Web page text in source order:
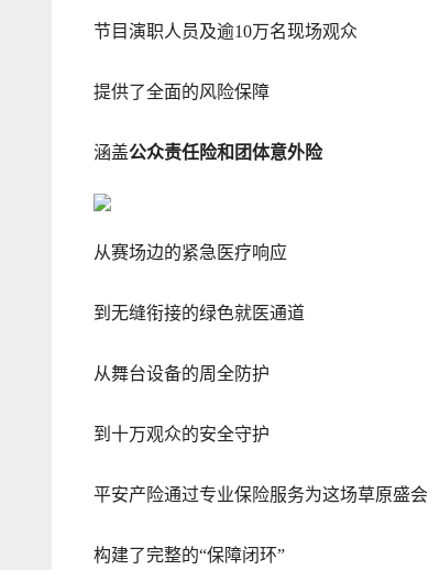
节目演职人员及逾10万名现场观众
提供了全面的风险保障
涵盖公众责任险和团体意外险
从赛场边的紧急医疗响应
到无缝衔接的绿色就医通道
从舞台设备的周全防护
到十万观众的安全守护
平安产险通过专业保险服务为这场草原盛会
构建了完整的“保障闭环”